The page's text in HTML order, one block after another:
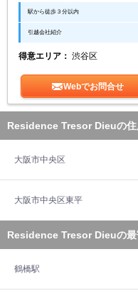
駅から徒歩３分以内
引越会社紹介
得意エリア： 渋谷区
Webでお問合せ
Residence Tresor Dieuの住
大阪市中央区
大阪市中央区東平
Residence Tresor Dieuの最
鶴橋駅